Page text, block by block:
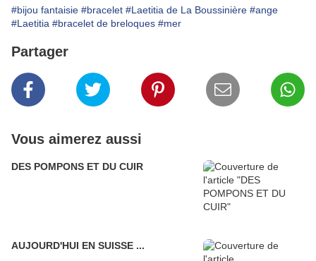
#bijou fantaisie #bracelet #Laetitia de La Boussinière #ange
#Laetitia #bracelet de breloques #mer
Partager
Vous aimerez aussi
DES POMPONS ET DU CUIR
AUJOURD'HUI EN SUISSE ...